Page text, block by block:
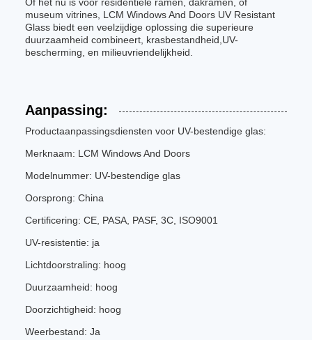
museum vitrines, LCM Windows And Doors UV Resistant
Glass biedt een veelzijdige oplossing die superieure
duurzaamheid combineert, krasbestandheid,UV-
bescherming, en milieuvriendelijkheid.
Aanpassing:
Productaanpassingsdiensten voor UV-bestendige glas:
Merknaam: LCM Windows And Doors
Modelnummer: UV-bestendige glas
Oorsprong: China
Certificering: CE, PASA, PASF, 3C, ISO9001
UV-resistentie: ja
Lichtdoorstraling: hoog
Duurzaamheid: hoog
Doorzichtigheid: hoog
Weerbestand: Ja